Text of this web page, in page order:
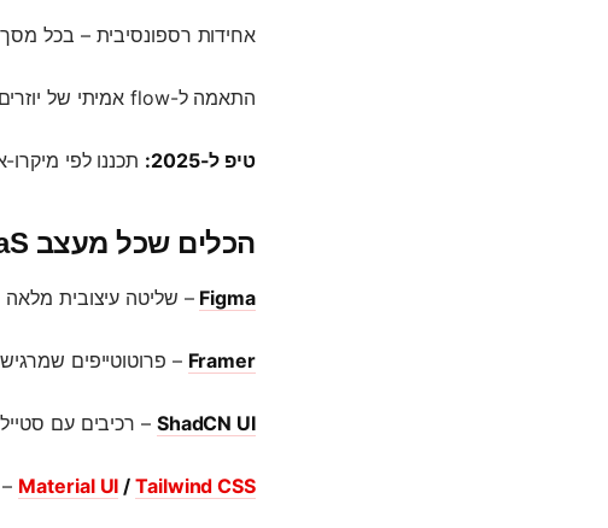
אחידות רספונסיבית – בכל
התאמה ל-flow אמיתי של יוזרים
טיפ ל-2025: תכננו לפי
הכלים שכל מעצב SaaS צריך היום:
Figma – שליטה עיצובית מלאה
Framer – פרוטוטייפים
ShadCN UI – רכיבים עם
Material UI /Tailwind CSS